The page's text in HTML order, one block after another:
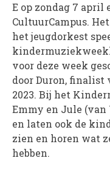
E op zondag 7 april
CultuurCampus.
het jeugdorkest
voor deze week
door Duron,
2023. Bij het
Emmy en Jule
en laten ook de
zien en horen wat
hebben.